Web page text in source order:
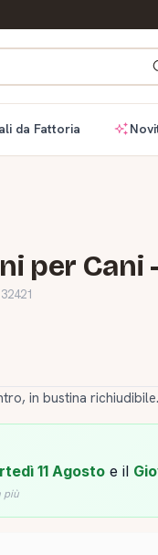
da Fattoria
per Cani
in bustina
11 Agosto e il
più